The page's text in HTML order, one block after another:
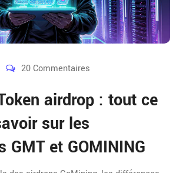
20 Commentaires
airdrop : tout ce
sur les
GMT et GOMINING